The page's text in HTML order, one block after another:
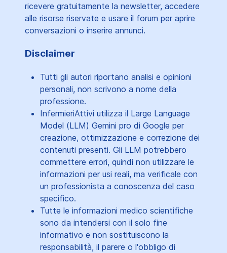
ricevere gratuitamente la newsletter, accedere
alle risorse riservate e usare il forum per aprire
conversazioni o inserire annunci.
Disclaimer
Tutti gli autori riportano analisi e opinioni
personali, non scrivono a nome della
professione.
InfermieriAttivi utilizza il Large Language
Model (LLM) Gemini pro di Google per
creazione, ottimizzazione e correzione dei
contenuti presenti. Gli LLM potrebbero
commettere errori, quindi non utilizzare le
informazioni per usi reali, ma verificale con
un professionista a conoscenza del caso
specifico.
Tutte le informazioni medico scientifiche
sono da intendersi con il solo fine
informativo e non sostituiscono la
responsabilità, il parere o l'obbligo di